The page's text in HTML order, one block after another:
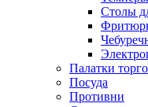
Столы
Палатки
Посуда
Противни